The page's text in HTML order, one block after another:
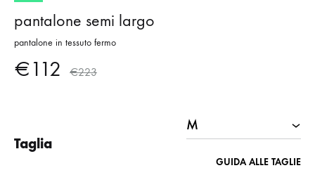
pantalone semi largo
pantalone in tessuto fermo
€112 €223
Taglia
GUIDA ALLE TAGLIE